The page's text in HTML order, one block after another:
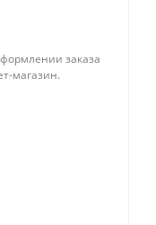
заказа
магазин.